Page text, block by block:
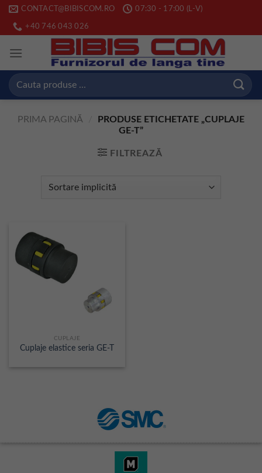
Skip
content
CONTACT@BIBISCOM.RO 07:30 - 17:00 (L-V)
+40 746 043 026
Caută
PRIMA PAGINĂ
PRODUSE ETICHETATE „CUPLAJE
GE-T”
FILTREAZĂ
CUPLAJE
Cuplaje elastice seria GE-T